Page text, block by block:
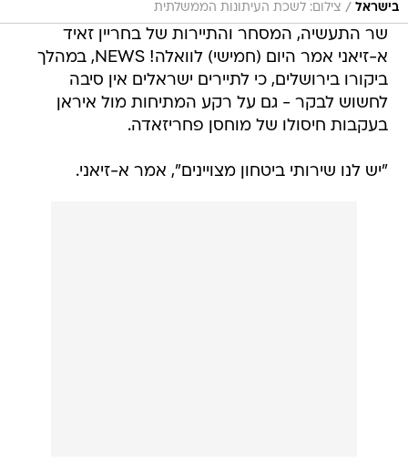
בישראל / צילום: לשכת העיתונות הממשלתית
שר התעשיה, המסחר והתיירות של בחריין זאיד
א-זיאני אמר היום (חמישי) לוואלה! NEWS, במהלך
ביקורו בירושלים, כי לתיירים ישראלים אין סיבה
לחשוש לבקר - גם על רקע המתיחות מול איראן
בעקבות חיסולו של מוחסן פחריזאדה.
"יש לנו שירותי ביטחון מצויינים", אמר א-זיאני.